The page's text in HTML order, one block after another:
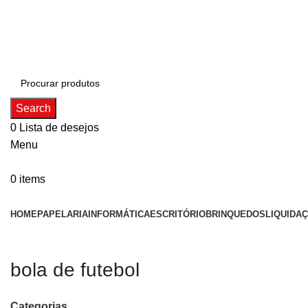
Search
0 Lista de desejos
Menu
0 items
HOMEPAPELARIA INFORMÁTICAESCRITÓRIOBRINQUEDOS
bola de futebol